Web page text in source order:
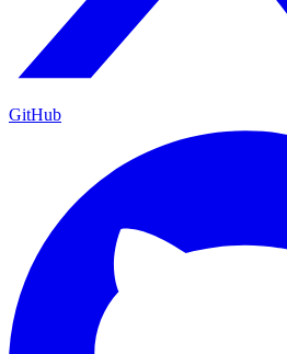
GitHub